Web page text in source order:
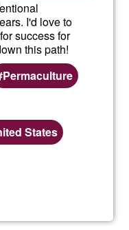
I'd love to
success for
this path!
Permaculture
States